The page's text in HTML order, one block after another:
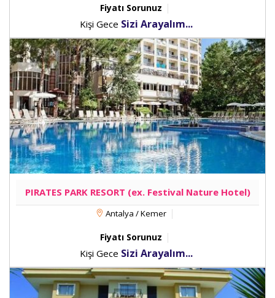
Fiyatı Sorunuz
Kişi Gece Sizi Arayalım...
PIRATES PARK RESORT (ex. Festival Nature Hotel)
Antalya / Kemer
Fiyatı Sorunuz
Kişi Gece Sizi Arayalım...